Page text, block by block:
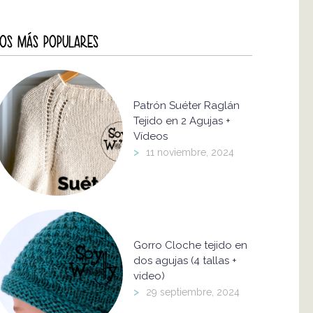
MÁS POPULARES
Patrón Suéter Raglán
Tejido en 2 Agujas +
Vídeos
> 11 noviembre, 2024
Gorro Cloche tejido en
dos agujas (4 tallas +
video)
> 29 septiembre, 2024